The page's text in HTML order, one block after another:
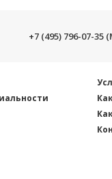
+7 (495) 796-07-35